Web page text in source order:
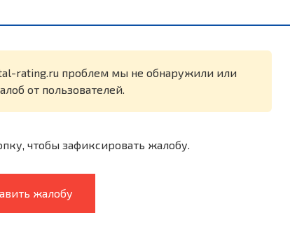
rating.ru проблем мы не обнаружили или
от пользователей.
чтобы зафиксировать жалобу.
жалобу